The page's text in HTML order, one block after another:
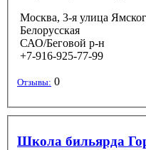
Москва, 3-я улица
Белорусская
САО/Беговой р-н
+7-916-925-77-99
Отзывы: 0
Школа бильярда